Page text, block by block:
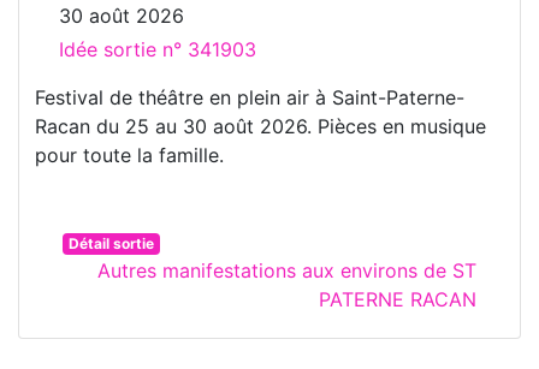
30 août 2026
Idée sortie n° 341903
Festival de théâtre en plein air à Saint-Paterne-
Racan du 25 au 30 août 2026. Pièces en musique
pour toute la famille.
Détail sortie
Autres manifestations aux environs de ST
PATERNE RACAN